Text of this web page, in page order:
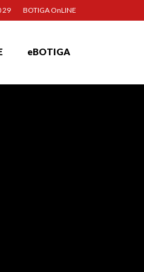
29 BOTIGA OnLINE
eBOTIGA